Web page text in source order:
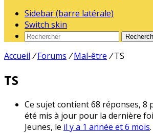
Sidebar (barre latérale)
Switch skin
Accueil / Forums / Mal-être / TS
TS
Ce sujet contient 68 réponses, 8
été mis à jour pour la dernière
Jeunes, le il y a 1 année et 6 mois.